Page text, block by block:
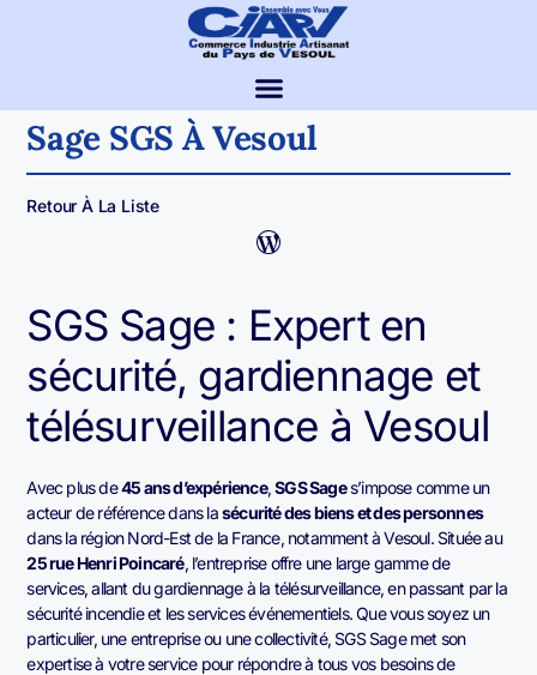
Sage SGS À Vesoul
Retour À La Liste
SGS Sage : Expert en
sécurité, gardiennage et
télésurveillance à Vesoul
Avec plus de45 ans d’expérience,SGS Sages’impose comme un
acteur de référence dans lasécurité des biens et des personnes
dans la région Nord-Est de la France, notamment à Vesoul. Située au
25 rue Henri Poincaré, l’entreprise offre une large gamme de
services, allant du gardiennage à la télésurveillance, en passant par la
sécurité incendie et les services événementiels. Que vous soyez un
particulier, une entreprise ou une collectivité, SGS Sage met son
expertise à votre service pour répondre à tous vos besoins de